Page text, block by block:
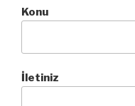
Konu
İletiniz